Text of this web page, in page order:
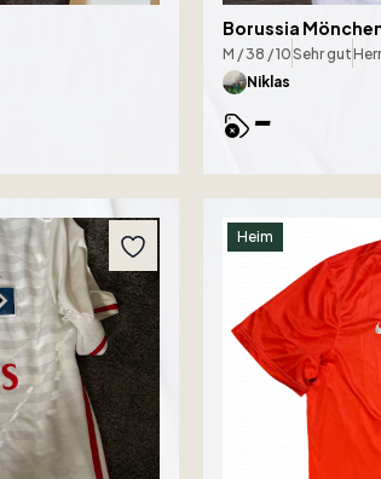
Borussia
M / 38 / 10Sehr gut
Niklas
-
Heim